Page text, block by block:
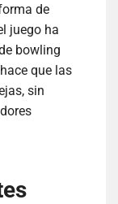
de
juego ha
bowling
que las
sin